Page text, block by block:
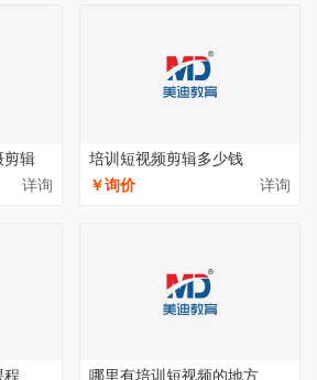
剪辑
详询
培训短视频剪辑多少钱
￥询价
详询
程 哪里有培训短视频的地方